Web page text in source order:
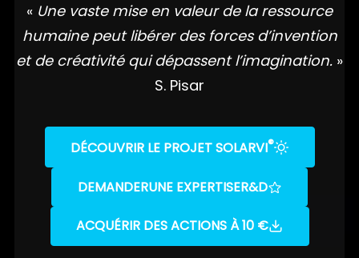
« Une vaste mise en valeur de la ressource
humaine peut libérer des forces d’invention
et de créativité qui dépassent l’imagination. »
S. Pisar
DÉCOUVRIR LE PROJET SOLARVI®
DEMANDERUNE EXPERTISER&D
ACQUÉRIR DES ACTIONS À 10 €